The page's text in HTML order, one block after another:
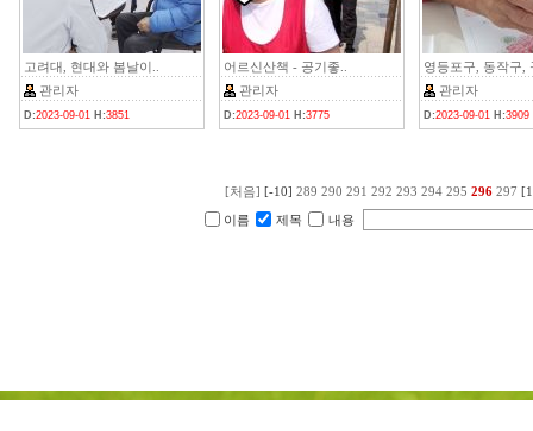
고려대, 현대와 봄날이..
관리자
D:2023-09-01 H:3851
어르신산책 - 공기좋..
관리자
D:2023-09-01 H:3775
영등포구, 동작구,
관리자
D:2023-09-01 H:3909
[처음] [-10] 289 290 291 292 293 294 295 296 297
이름
제목 내용